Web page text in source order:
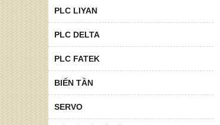
PLC LIYAN
PLC DELTA
PLC FATEK
BIẾN TẦN
SERVO